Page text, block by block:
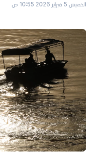
الخميس 5 فبراير 2026 10:55 ص